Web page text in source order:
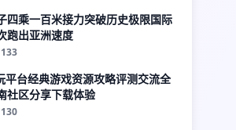
四乘一百米接力突破历史极限国际
跑出亚洲速度
平台经典游戏资源攻略评测交流全
社区分享下载体验